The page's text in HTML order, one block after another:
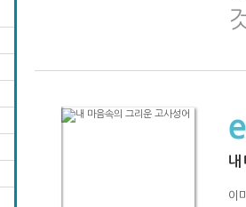
내
이